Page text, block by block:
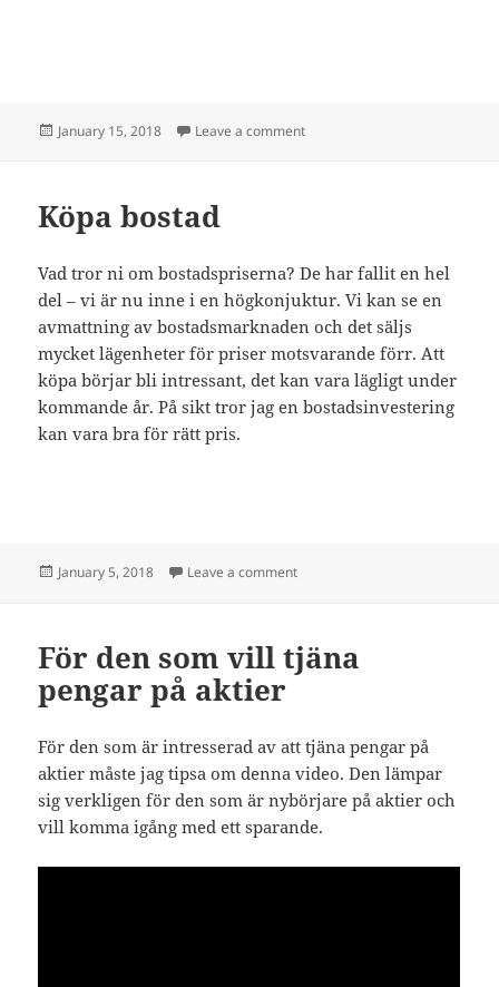
Posted
January 15, 2018 Leave a commenton Akta sig för tips på internet
Köpa bostad
Vad tror ni om bostadspriserna? De har fallit en hel
del – vi är nu inne i en högkonjuktur. Vi kan se en
avmattning av bostadsmarknaden och det säljs
mycket lägenheter för priser motsvarande förr. Att
köpa börjar bli intressant, det kan vara lägligt under
kommande år. På sikt tror jag en bostadsinvestering
kan vara bra för rätt pris.
Posted
January 5, 2018 Leave a commenton Köpa bostad
För den som vill tjäna
pengar på aktier
För den som är intresserad av att tjäna pengar på
aktier måste jag tipsa om denna video. Den lämpar
sig verkligen för den som är nybörjare på aktier och
vill komma igång med ett sparande.